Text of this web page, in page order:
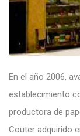
En el año 2006,
establecimiento
productora de
Couter adquirido